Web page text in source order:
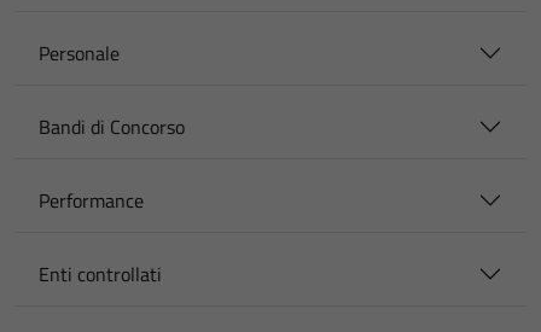
Personale
Bandi di Concorso
Performance
Enti controllati